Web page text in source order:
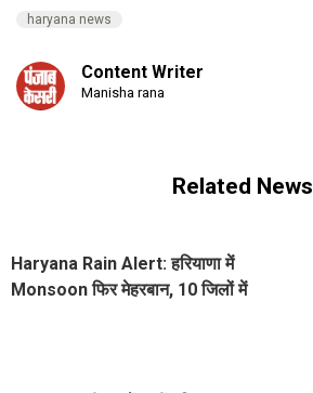
haryana news
Content Writer
Manisha rana
Related News
Haryana Rain Alert: हरियाणा में
Monsoon फिर मेहरबान, 10 जिलों में